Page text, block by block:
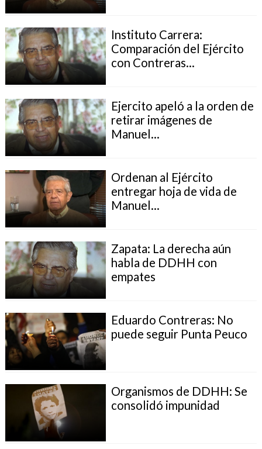
Instituto Carrera:
Comparación del Ejército
con Contreras...
Ejercito apeló a la orden de
retirar imágenes de
Manuel...
Ordenan al Ejército
entregar hoja de vida de
Manuel...
Zapata: La derecha aún
habla de DDHH con
empates
Eduardo Contreras: No
puede seguir Punta Peuco
Organismos de DDHH: Se
consolidó impunidad